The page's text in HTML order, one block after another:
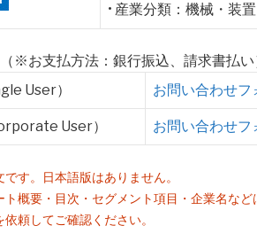
• 産業分類：機械・装置
※お支払方法：銀行振込、請求書払い
User）
お問い合わせフ
User） お問い合わせフ
す。日本語版はありません。
概要・目次・セグメント項目・企業名な
頼してご確認ください。